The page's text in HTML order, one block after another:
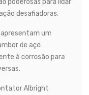
desafiadoras.
apresentam um
de aço
à corrosão para
Albright